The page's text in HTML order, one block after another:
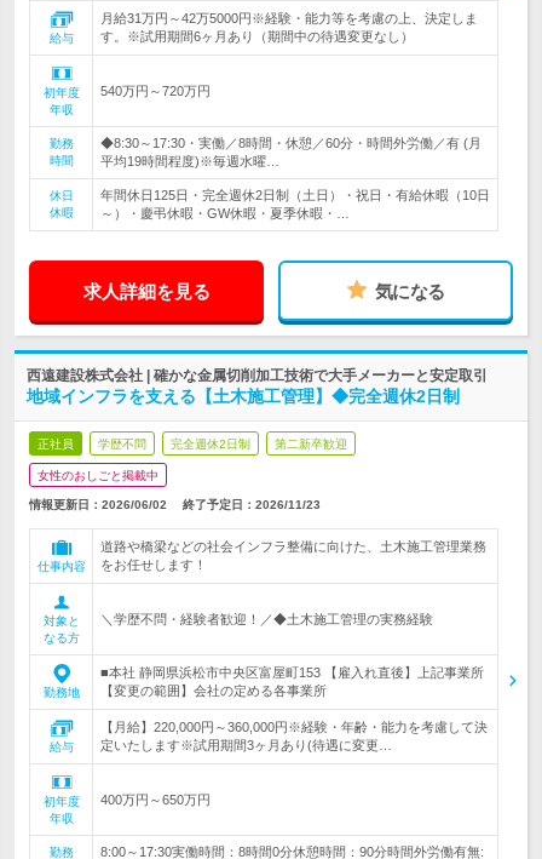
給与
月給31万円～42万5000円※経験・能力等を考慮の上、決定しま
す。※試用期間6ヶ月あり（期間中の待遇変更なし）
初年度
年収
540万円～720万円
勤務
時間
◆8:30～17:30・実働／8時間・休憩／60分・時間外労働／有 (月
平均19時間程度)※毎週水曜…
休日
休暇
年間休日125日・完全週休2日制（土日）・祝日・有給休暇（10日
～）・慶弔休暇・GW休暇・夏季休暇・…
求人詳細を見る 気になる
西遠建設株式会社 | 確かな金属切削加工技術で大手メーカーと安定取引
地域インフラを支える【土木施工管理】◆完全週休2日制
正社員 学歴不問 完全週休2日制 第二新卒歓迎
女性のおしごと掲載中
情報更新日：2026/06/02 終了予定日： 2026/11/23
仕事内容
道路や橋梁などの社会インフラ整備に向けた、土木施工管理業務
をお任せします！
対象と
なる方
＼学歴不問・経験者歓迎！／◆土木施工管理の実務経験
勤務地
■本社 静岡県浜松市中央区富屋町153 【雇入れ直後】上記事業所
【変更の範囲】会社の定める各事業所
給与
【月給】220,000円～360,000円※経験・年齢・能力を考慮して決
定いたします※試用期間3ヶ月あり(待遇に変更…
初年度
年収
400万円～650万円
勤務 8:00～17:30実働時間：8時間0分休憩時間：90分時間外労働有無: